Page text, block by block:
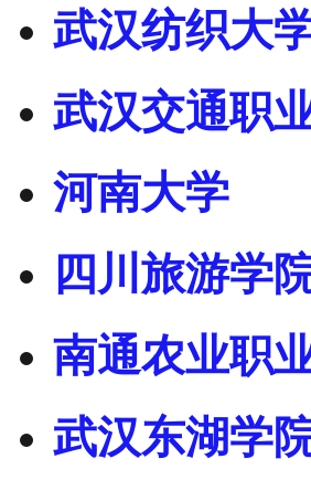
武汉纺织大
武汉交通职
河南大学
四川旅游学
南通农业职
武汉东湖学